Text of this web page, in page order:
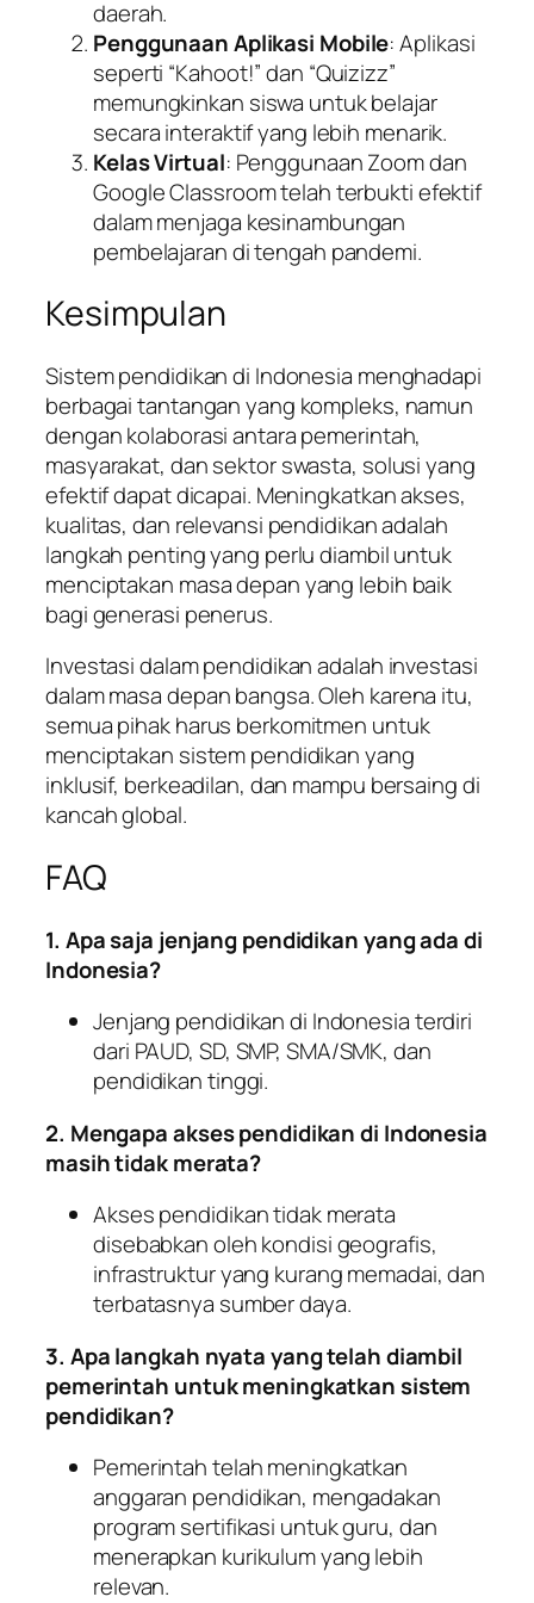
daerah.
Penggunaan Aplikasi Mobile: Aplikasi
seperti “Kahoot!” dan “Quizizz”
memungkinkan siswa untuk belajar
secara interaktif yang lebih menarik.
Kelas Virtual: Penggunaan Zoom dan
Google Classroom telah terbukti efektif
dalam menjaga kesinambungan
pembelajaran di tengah pandemi.
Kesimpulan
Sistem pendidikan di Indonesia menghadapi
berbagai tantangan yang kompleks, namun
dengan kolaborasi antara pemerintah,
masyarakat, dan sektor swasta, solusi yang
efektif dapat dicapai. Meningkatkan akses,
kualitas, dan relevansi pendidikan adalah
langkah penting yang perlu diambil untuk
menciptakan masa depan yang lebih baik
bagi generasi penerus.
Investasi dalam pendidikan adalah investasi
dalam masa depan bangsa. Oleh karena itu,
semua pihak harus berkomitmen untuk
menciptakan sistem pendidikan yang
inklusif, berkeadilan, dan mampu bersaing di
kancah global.
FAQ
1. Apa saja jenjang pendidikan yang ada di
Indonesia?
Jenjang pendidikan di Indonesia terdiri
dari PAUD, SD, SMP, SMA/SMK, dan
pendidikan tinggi.
2. Mengapa akses pendidikan di Indonesia
masih tidak merata?
Akses pendidikan tidak merata
disebabkan oleh kondisi geografis,
infrastruktur yang kurang memadai, dan
terbatasnya sumber daya.
3. Apa langkah nyata yang telah diambil
pemerintah untuk meningkatkan sistem
pendidikan?
Pemerintah telah meningkatkan
anggaran pendidikan, mengadakan
program sertifikasi untuk guru, dan
menerapkan kurikulum yang lebih
relevan.